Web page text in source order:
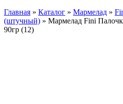
Главная » Каталог » Мармелад »
(штучный) » Мармелад Fini
90гр (12)